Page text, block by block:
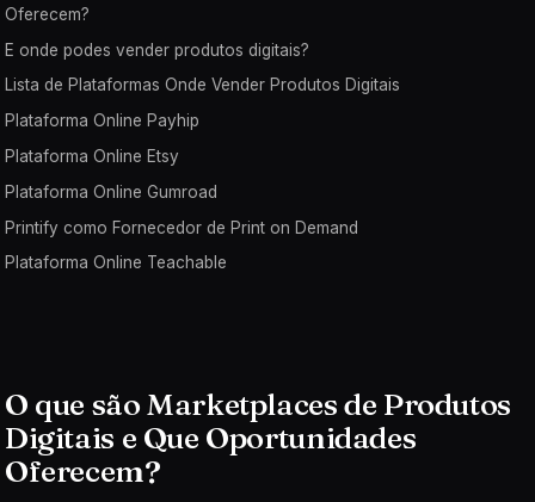
Oferecem?
E onde podes vender produtos digitais?
Lista de Plataformas Onde Vender Produtos Digitais
Plataforma Online Payhip
Plataforma Online Etsy
Plataforma Online Gumroad
Printify como Fornecedor de Print on Demand
Plataforma Online Teachable
O que são Marketplaces de Produtos
Digitais e Que Oportunidades
Oferecem?